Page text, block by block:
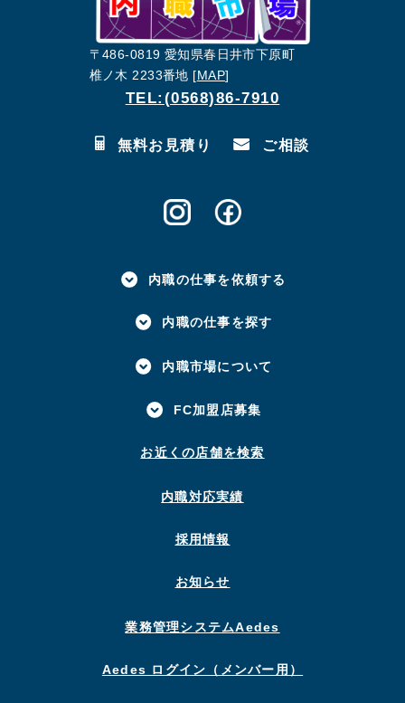
〒486-0819 愛知県春日井市下原町
椎ノ木 2233番地 [MAP]
TEL:(0568)86-7910
無料お見積り ご相談
内職の仕事を依頼する
内職の仕事を探す
内職市場について
FC加盟店募集
お近くの店舗を検索
内職対応実績
採用情報
お知らせ
業務管理システムAedes
Aedes ログイン（メンバー用）